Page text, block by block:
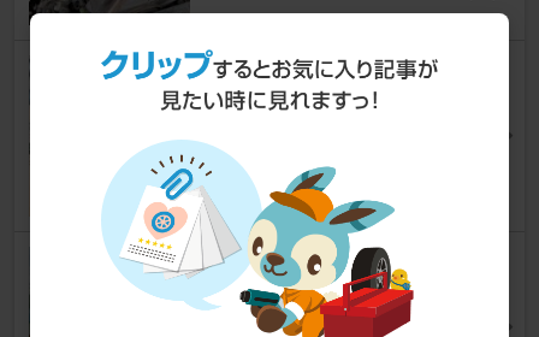
TE27 リア車高調ショックの取
付け
八九72さん
16
サーキットデビューには走行会
がおすすめ！
カーライフ